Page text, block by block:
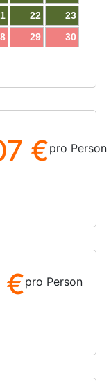
22
23
29
30
€pro Person
€pro Person